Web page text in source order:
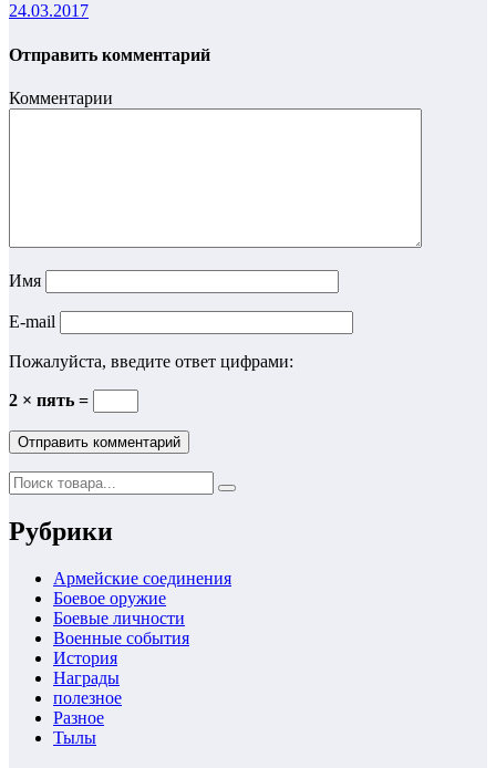
24.03.2017
Отправить комментарий
Комментарии
Имя
E-mail
Пожалуйста, введите ответ цифрами:
2 × пять =
Рубрики
Армейские соединения
Боевое оружие
Боевые личности
Военные события
История
Награды
полезное
Разное
Тылы